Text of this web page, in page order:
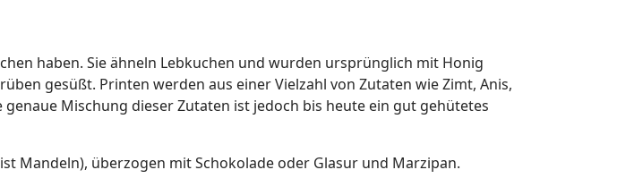
haben. Sie ähneln Lebkuchen und wurden ursprünglich mit Honig
gesüßt. Printen werden aus einer Vielzahl von Zutaten wie Zimt, Anis,
Mischung dieser Zutaten ist jedoch bis heute ein gut gehütetes
Mandeln), überzogen mit Schokolade oder Glasur und Marzipan.